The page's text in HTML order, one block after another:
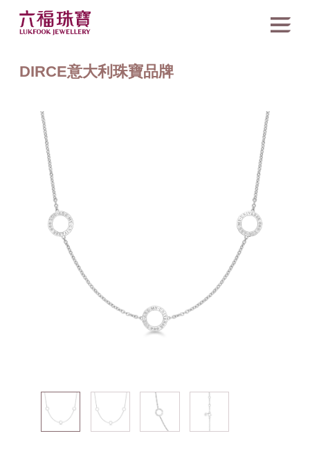
DIRCE意大利珠寶品牌